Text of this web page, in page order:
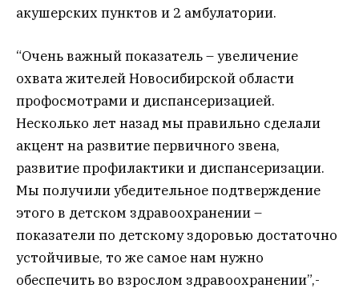
акушерских пунктов и 2 амбулатории.
“Очень важный показатель – увеличение
охвата жителей Новосибирской области
профосмотрами и диспансеризацией.
Несколько лет назад мы правильно сделали
акцент на развитие первичного звена,
развитие профилактики и диспансеризации.
Мы получили убедительное подтверждение
этого в детском здравоохранении –
показатели по детскому здоровью достаточно
устойчивые, то же самое нам нужно
обеспечить во взрослом здравоохранении”,-